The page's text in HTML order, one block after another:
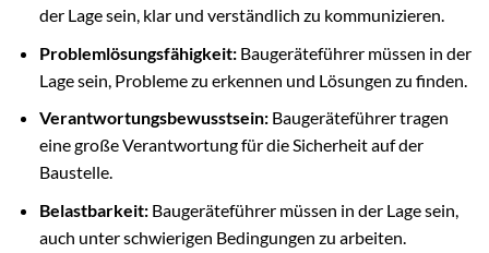
der Lage sein, klar und verständlich zu kommunizieren.
Problemlösungsfähigkeit:Baugeräteführer müssen in der
Lage sein, Probleme zu erkennen und Lösungen zu finden.
Verantwortungsbewusstsein:Baugeräteführer tragen
eine große Verantwortung für die Sicherheit auf der
Baustelle.
Belastbarkeit:Baugeräteführer müssen in der Lage sein,
auch unter schwierigen Bedingungen zu arbeiten.